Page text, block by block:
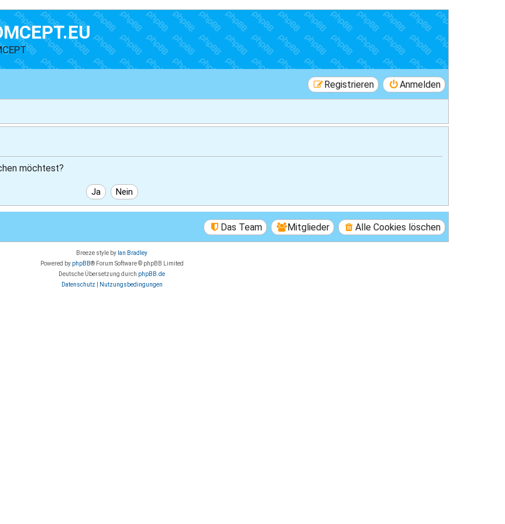
Anmelden
Registrieren
möchtest?
Alle Cookies löschen
Mitglieder
Das Team
Breeze style by Ian Bradley
Powered by phpBB® Forum Software © phpBB Limited
Deutsche Übersetzung durch phpBB.de
Datenschutz
Nutzungsbedingungen